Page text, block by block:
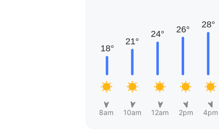
8am 10am 12am 2pm 4pm